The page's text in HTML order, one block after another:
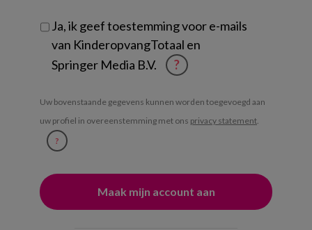
Ja, ik geef toestemming voor e-mails
van KinderopvangTotaal en
Springer Media B.V.
?
Uw bovenstaande gegevens kunnen worden toegevoegd aan
uw profiel in overeenstemming met ons privacy statement.
?